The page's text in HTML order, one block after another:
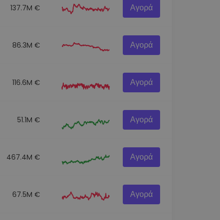
137.7M € Αγορά
86.3M € Αγορά
116.6M € Αγορά
51.1M € Αγορά
467.4M € Αγορά
67.5M € Αγορά